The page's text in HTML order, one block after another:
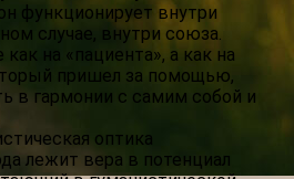
функционирует внутри
случае, внутри союза.
на «пациента», а как на
пришел за помощью,
в гармонии с самим собой и
оптика
лежит вера в потенциал